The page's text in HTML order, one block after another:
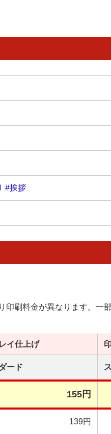
#挨拶
刷料金が異なります。一
イ仕上げ
ード
155円
139円